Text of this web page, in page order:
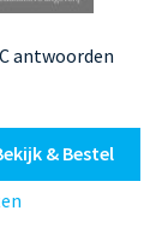
antwoorden
& Bestel